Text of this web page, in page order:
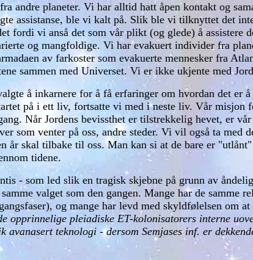
andre planeter. Vi har alltid hatt åpen kontakt og
assistanse, ble vi kalt på. Slik ble vi tilknyttet det
fordi vi anså det som vår plikt (og glede) å
og mangfoldige. Vi har evakuert individer fra
av farkoster som evakuerte mennesker fra
sammen med Universet. Vi er ikke ukjente med
å inkarnere for å få erfaringer om hvordan det er
på i ett liv, fortsatte vi med i neste liv. Vår misjon
Når Jordens bevissthet er tilstrekkelig hevet, er
som venter på oss, andre steder. Vi vil også ta med
år skal tilbake til oss. Man kan si at de bare er
tidene.
- som led slik en tragisk skjebne på grunn av
valget som den gangen. Mange har de samme
og mange har levd med skyldfølelsen om
opprinnelige pleiadiske ET-kolonisatorers interne
avanasert teknologi - dersom Semjases inf. er